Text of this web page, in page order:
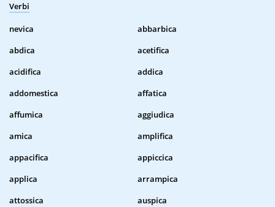
Verbi
nevica
abbarbica
abdica
acetifica
acidifica
addica
addomestica
affatica
affumica
aggiudica
amica
amplifica
appacifica
appiccica
applica
arrampica
attossica
auspica